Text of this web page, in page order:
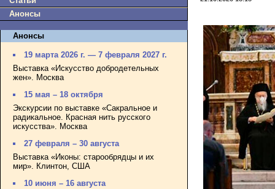
Анонсы
Анонсы
19 марта 2026 г. — 7 февраля 2027 г.
Выставка «Искусство добродетельных
жен». Москва
15 мая – 18 октября
Экскурсии по выставке «Сакральное и
радикальное. Красная нить русского
искусства». Москва
27 февраля – 30 августа
Выставка «Иконы: старообрядцы и их
мир». Клинтон, США
10 июня – 16 августа